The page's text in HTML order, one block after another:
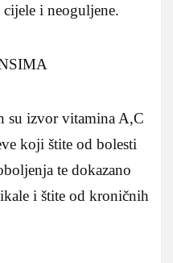
i neoguljene.
su izvor vitamina A,C
koji štite od bolesti
te dokazano
i štite od kroničnih